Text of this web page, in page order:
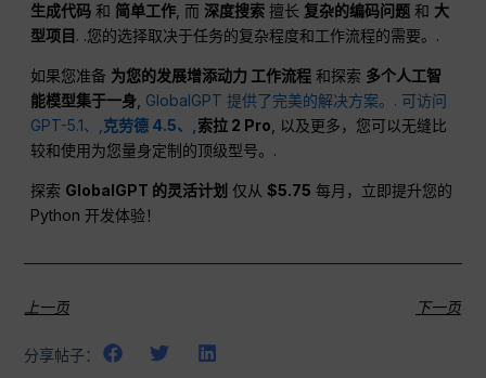
生成代码 和 简单工作 , 而 深度搜索 擅长 复杂的编码问题 和 大
型项目. .您的选择取决于任务的复杂程度和工作流程的需要。.
如果您准备 为您的发展增添动力 工作流程 和探索 多个人工智
能模型集于一身 GlobalGPT 提供了完美的解决方案。. 可访问
GPT-5.1、, 克劳德 4.5、, 索拉 2 Pro , 以及更多，您可以无缝比
较和使用为您量身定制的顶级型号。.
探索 GlobalGPT 的灵活计划 仅从$5.75 每月，立即提升您的
Python 开发体验！
上一页 下一页
分享帖子：